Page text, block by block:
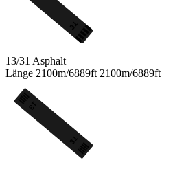
31
13/31 Asphalt
Länge 2100m/6889ft 2100m/6889ft
31
13